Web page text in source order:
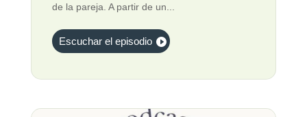
de la pareja. A partir de un...
Escuchar el episodio